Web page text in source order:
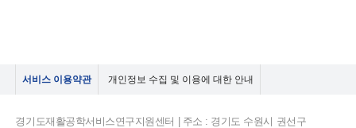
서비스 이용약관 개인정보 수집 및 이용에 대한 안내
경기도재활공학서비스연구지원센터 | 주소 : 경기도 수원시 권선구